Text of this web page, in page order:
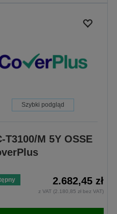
Szybki podgląd
T3100/M 5Y OSSE
2.682,45 zł
z VAT (2.180,85 zł bez VAT)